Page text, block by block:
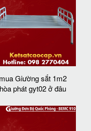
mua Giường sắt 1m2
hòa phát gyt02 ở đâu